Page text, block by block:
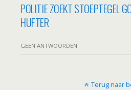
POLITIE ZOEKT STOEPTEGEL
HUFTER
GEEN ANTWOORDEN
Terug naar